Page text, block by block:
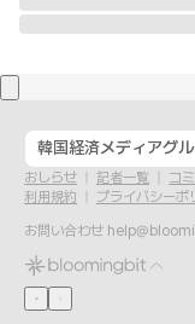
韓国経済メディアグ
おしらせ 記者一覧
コ
利用規約
プライバシーポ
お問い合わせ